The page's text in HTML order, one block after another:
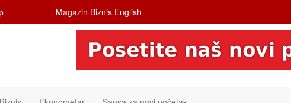
Magazin Biznis English